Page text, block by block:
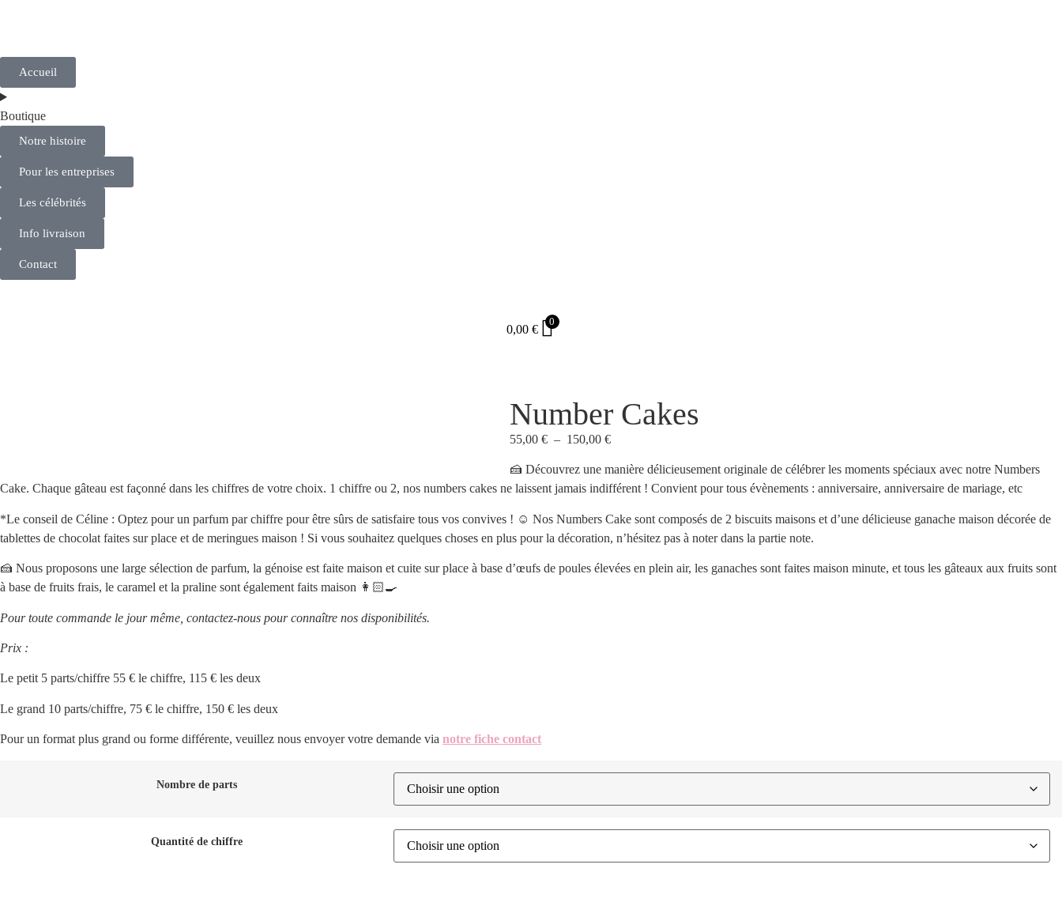
Accueil
Boutique
Notre histoire
Pour les entreprises
Les célébrités
Info livraison
Contact
0,00 €
0
Number Cakes
55,00€ – 150,00€
🍰Découvrez une manière délicieusement originale de célébrer les moments spéciaux avec notre Numbers
Cake. Chaque gâteau est façonné dans les chiffres de votre choix. 1 chiffre ou 2, nos numbers cakes ne laissent jamais indifférent ! Convient pour tous évènements : anniversaire, anniversaire de mariage, etc
*Le conseil de Céline : Optez pour un parfum par chiffre pour être sûrs de satisfaire tous vos convives ! ☺️ Nos Numbers Cake sont composés de 2 biscuits maisons et d’une délicieuse ganache maison décorée de
tablettes de chocolat faites sur place et de meringues maison ! Si vous souhaitez quelques choses en plus pour la décoration, n’hésitez pas à noter dans la partie note.
🍰 Nous proposons une large sélection de parfum, la génoise est faite maison et cuite sur place à base d’œufs de poules élevées en plein air, les ganaches sont faites maison minute, et tous les gâteaux aux fruits sont
à base de fruits frais, le caramel et la praline sont également faits maison 👩🏻‍🍳
Pour toute commande le jour même, contactez-nous pour connaître nos disponibilités.
Prix :
Le petit 5 parts/chiffre 55 € le chiffre, 115 € les deux
Le grand 10 parts/chiffre, 75 € le chiffre, 150 € les deux
Pour un format plus grand ou forme différente, veuillez nous envoyer votre demande via notre fiche contact
Nombre de parts
Quantité de chiffre